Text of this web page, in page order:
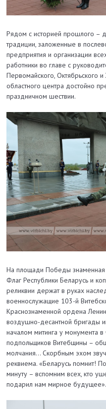
Рядом с историей прошлого –
традиции, заложенные в
предприятия и организации
работники во главе с
Первомайского, Октябрьского
областного центра достойно
праздничном шествии.
На площади Победы знаменная
Флаг Республики Беларусь и
реликвии держат в руках
военнослужащие 103-й
Краснознаменной ордена
воздушно-десантной бригады
началом митинга у монумента в
подпольщиков Витебщины –
молчания… Скорбным эхом
реквиема. «Беларусь помнит!
минуту – вспомним всех, кто
подарил нам мирное будущее».